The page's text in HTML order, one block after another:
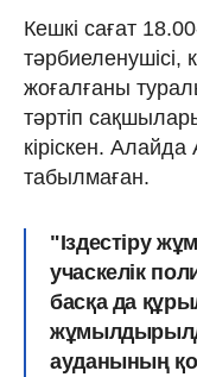
Кешкі сағат
жоғалғаны
тәртіп
кіріскен.
табылмаған.
"Іздестіру
учаскелік
басқа да
ауданының